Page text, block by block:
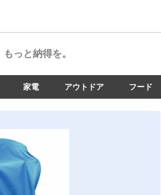
っと納得を。
家電 アウトドア フード